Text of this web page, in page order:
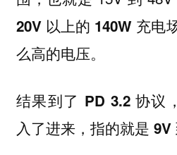
20V 以上的 140W 充电
么高的电压。
结果到了 PD 3.2 协议
入了进来，指的就是 9V